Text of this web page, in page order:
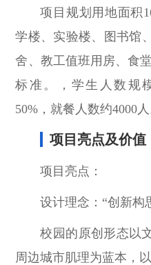
项目规划用地面积
学楼、实验楼、图书馆
舍、教工值班用房、食
标准。，学生人数规
50%，就餐人数约4000人
项目亮点及价值
项目亮点：
设计理念：“创新构
校园的原创形态以
周边城市肌理为蓝本，